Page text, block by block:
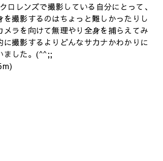
ロレンズで撮影している自分にとって、
を撮影するのはちょっと難しかったりし
メラを向けて無理やり全身を捕らえてみ
に撮影するよりどんなサカナかわかりに
ました。(^^;;